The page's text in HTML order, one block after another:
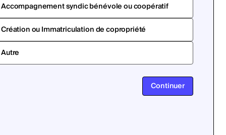
Accompagnement syndic bénévole ou coopératif
Création ou Immatriculation de copropriété
Autre
Continuer